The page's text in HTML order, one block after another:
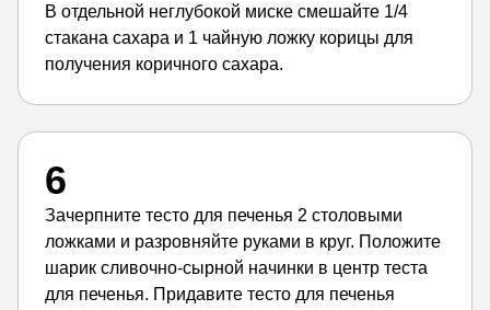
В отдельной неглубокой миске смешайте 1/4
стакана сахара и 1 чайную ложку корицы для
получения коричного сахара.
6
Зачерпните тесто для печенья 2 столовыми
ложками и разровняйте руками в круг. Положите
шарик сливочно-сырной начинки в центр теста
для печенья. Придавите тесто для печенья